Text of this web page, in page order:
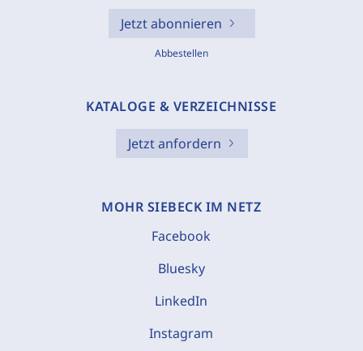
Jetzt abonnieren
Abbestellen
KATALOGE & VERZEICHNISSE
Jetzt anfordern
MOHR SIEBECK IM NETZ
Facebook
Bluesky
LinkedIn
Instagram